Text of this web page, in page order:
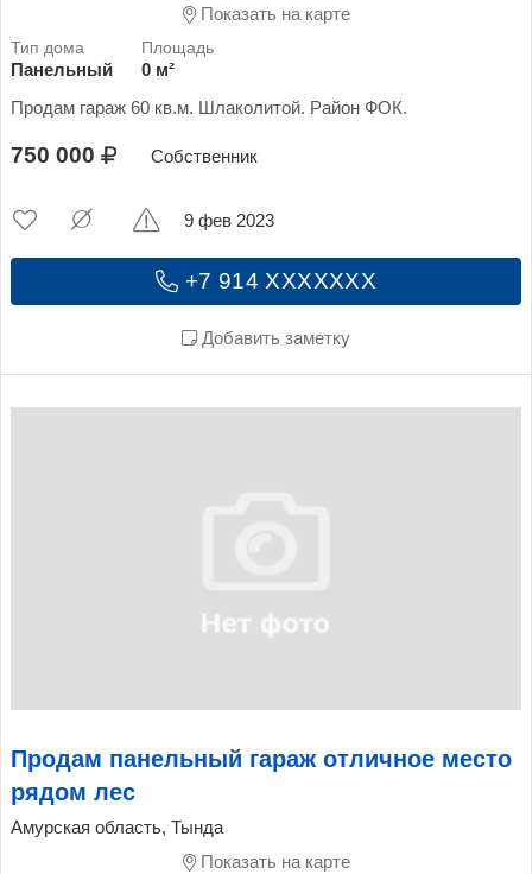
Показать на карте
Панельный
0 м²
Продам гараж 60 кв.м. Шлаколитой. Район ФОК.
750 000 Собственник
+7 914 XXXXXXX
Добавить заметку
9 фев 2023
Продам панельный гараж отличное место
рядом лес
Амурская область, Тында
Показать на карте